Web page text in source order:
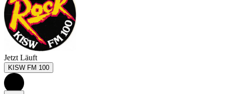
Jetzt Läuft
KISW FM 100